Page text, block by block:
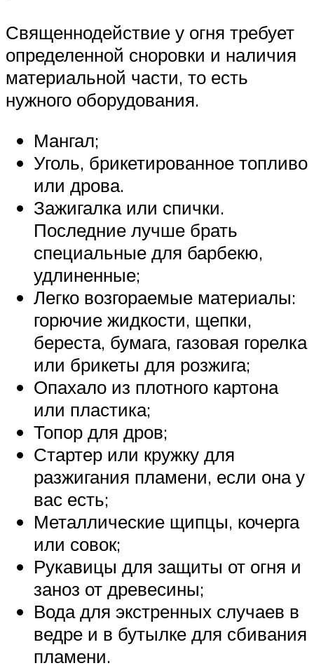
Священнодействие у огня требует
определенной сноровки и наличия
материальной части, то есть
нужного оборудования.
Мангал;
Уголь, брикетированное топливо
или дрова.
Зажигалка или спички.
Последние лучше брать
специальные для барбекю,
удлиненные;
Легко возгораемые материалы:
горючие жидкости, щепки,
береста, бумага, газовая горелка
или брикеты для розжига;
Опахало из плотного картона
или пластика;
Топор для дров;
Стартер или кружку для
разжигания пламени, если она у
вас есть;
Металлические щипцы, кочерга
или совок;
Рукавицы для защиты от огня и
заноз от древесины;
Вода для экстренных случаев в
ведре и в бутылке для сбивания
пламени.